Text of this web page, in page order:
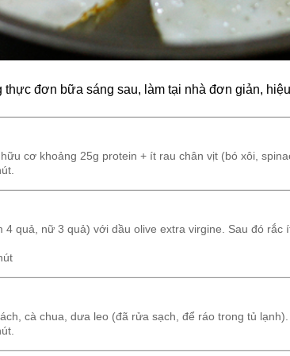
đơn bữa sáng sau, làm tại nhà đơn giản,
cơ khoảng 25g protein + ít rau chân vịt (bó xôi,
quả, nữ 3 quả) với dầu olive extra virgine. Sau đó
cà chua, dưa leo (đã rửa sạch, để ráo trong tủ lạnh).